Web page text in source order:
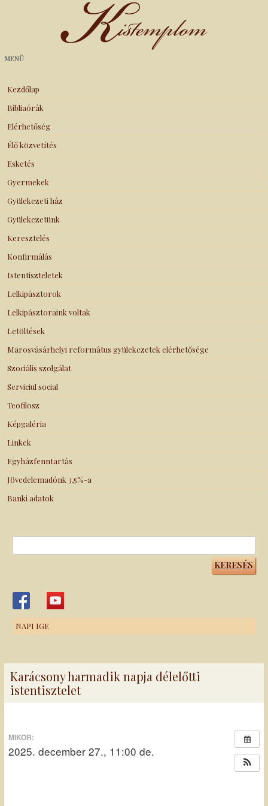
Kistemplom
MENÜ
Kezdőlap
Bibliaórák
Elérhetőség
Élő közvetítés
Esketés
Gyermekek
Gyülekezeti ház
Gyülekezetünk
Keresztelés
Konfirmálás
Istentiszteletek
Lelkipásztorok
Lelkipásztoraink voltak
Letöltések
Marosvásárhelyi református gyülekezetek elérhetősége
Szociális szolgálat
Serviciul social
Teofilosz
Képgaléria
Linkek
Egyházfenntartás
Jövedelemadónk 3,5%-a
Banki adatok
NAPI IGE
Karácsony harmadik napja délelőtti
istentisztelet
MIKOR:
2025. december 27., 11:00 de.